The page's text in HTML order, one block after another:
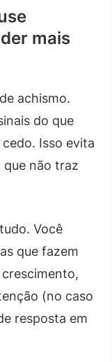
mais
achismo.
do que
Isso evita
que não traz
Você
que fazem
(no caso
resposta em